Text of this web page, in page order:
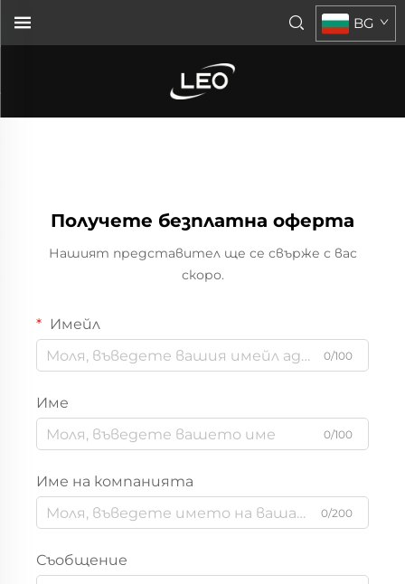
BG
Получете безплатна оферта
Нашият представител ще се свърже с вас
скоро.
Имейл
0/100
Име
0/100
Име на компанията
0/200
Съобщение